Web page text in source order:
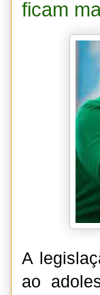
ficam
A
ao